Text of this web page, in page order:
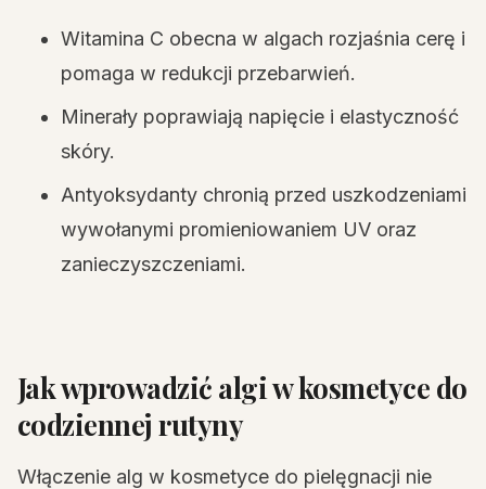
Witamina C obecna w algach rozjaśnia cerę i
pomaga w redukcji przebarwień.
Minerały poprawiają napięcie i elastyczność
skóry.
Antyoksydanty chronią przed uszkodzeniami
wywołanymi promieniowaniem UV oraz
zanieczyszczeniami.
Jak wprowadzić algi w kosmetyce do
codziennej rutyny
Włączenie alg w kosmetyce do pielęgnacji nie